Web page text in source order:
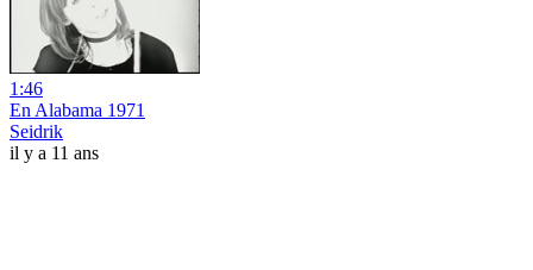
1:46
En Alabama 1971
Seidrik
il y a 11 ans